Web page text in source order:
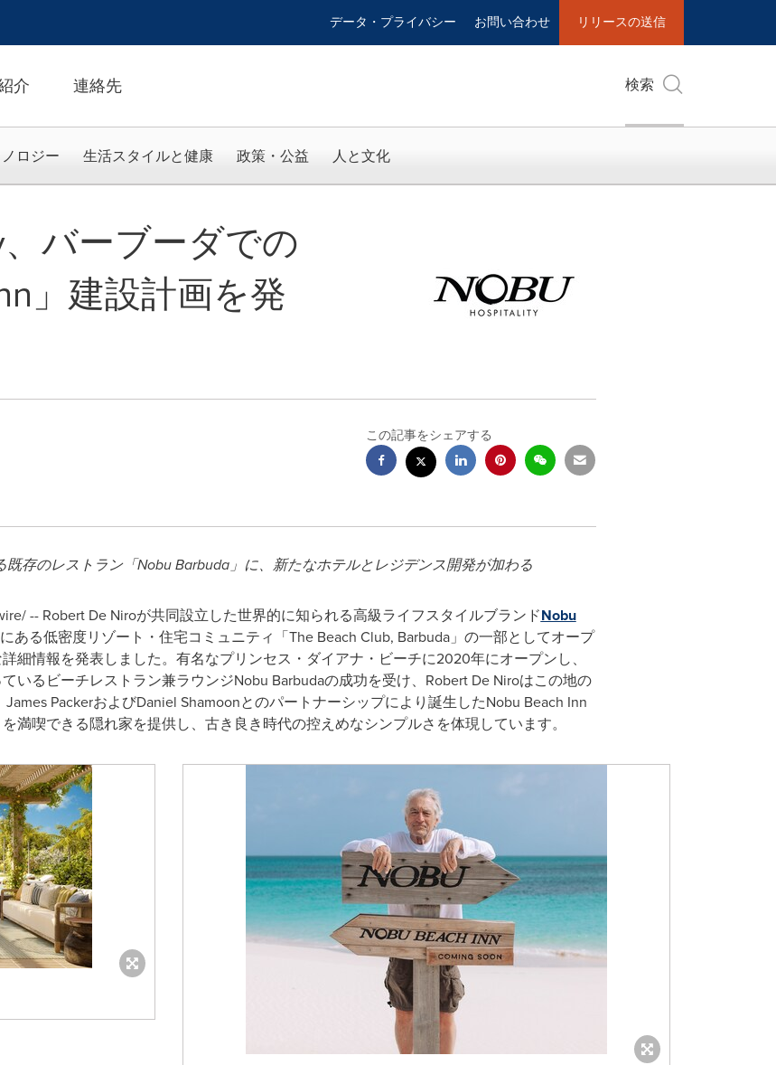
データ・プライバシー お問い合わせ リリースの送信
介 連絡先 検索
ロジー 生活スタイルと健康 政策・公益 人と文化
バーブーダでの
」建設計画を発
この記事をシェアする
存のレストラン「Nobu Barbuda」に、新たなホテルとレジデンス開発が加わる
-- Robert De Niroが共同設立した世界的に知られる高級ライフスタイルブランドNobu
ある低密度リゾート・住宅コミュニティ「The Beach Club, Barbuda」の一部としてオープ
細情報を発表しました。有名なプリンセス・ダイアナ・ビーチに2020年にオープンし、
いるビーチレストラン兼ラウンジNobu Barbudaの成功を受け、Robert De Niroはこの地の
PackerおよびDaniel Shamoonとのパートナーシップにより誕生したNobu Beach Inn
満喫できる隠れ家を提供し、古き良き時代の控えめなシンプルさを体現しています。